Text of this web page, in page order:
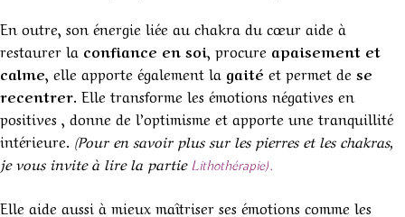
En outre, son énergie liée au chakra du cœur aide à
restaurer la confiance en soi, procure apaisement et
calme, elle apporte également la gaité et permet de se
recentrer. Elle transforme les émotions négatives en
positives , donne de l’optimisme et apporte une tranquillité
intérieure. (Pour en savoir plus sur les pierres et les chakras,
je vous invite à lire la partie Lithothérapie).
Elle aide aussi à mieux maîtriser ses émotions comme les